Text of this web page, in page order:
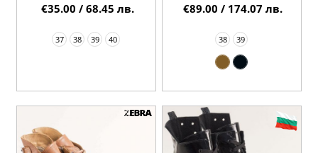
37 38 39 40
€35.00 / 68.45 лв.
38 39
€89.00 / 174.07 лв.